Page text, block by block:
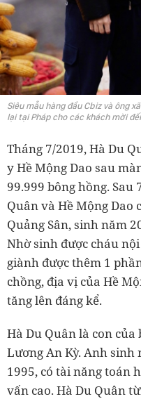
Siêu mẫu hàng đầu Cbiz và ông
lại tại Pháp cho các khách mời
Tháng 7/2019, Hà Du
y Hề Mộng Dao sau
99.999 bông hồng. Sau
Quân và Hề Mộng Dao
Quảng Sân, sinh năm
Nhờ sinh được cháu
giành được thêm 1
chồng, địa vị của Hề
tăng lên đáng kể.
Hà Du Quân là con của
Lương An Kỳ. Anh sinh
1995, có tài năng toán
vấn cao. Hà Du Quân